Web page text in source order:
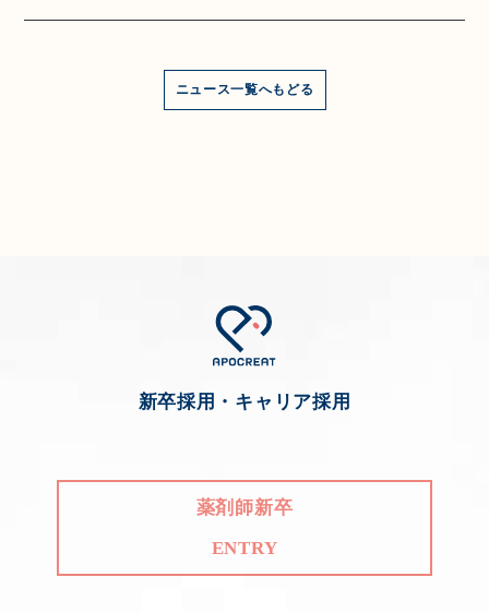
ニュース一覧へもどる
新卒採用・キャリア採用
薬剤師新卒
ENTRY